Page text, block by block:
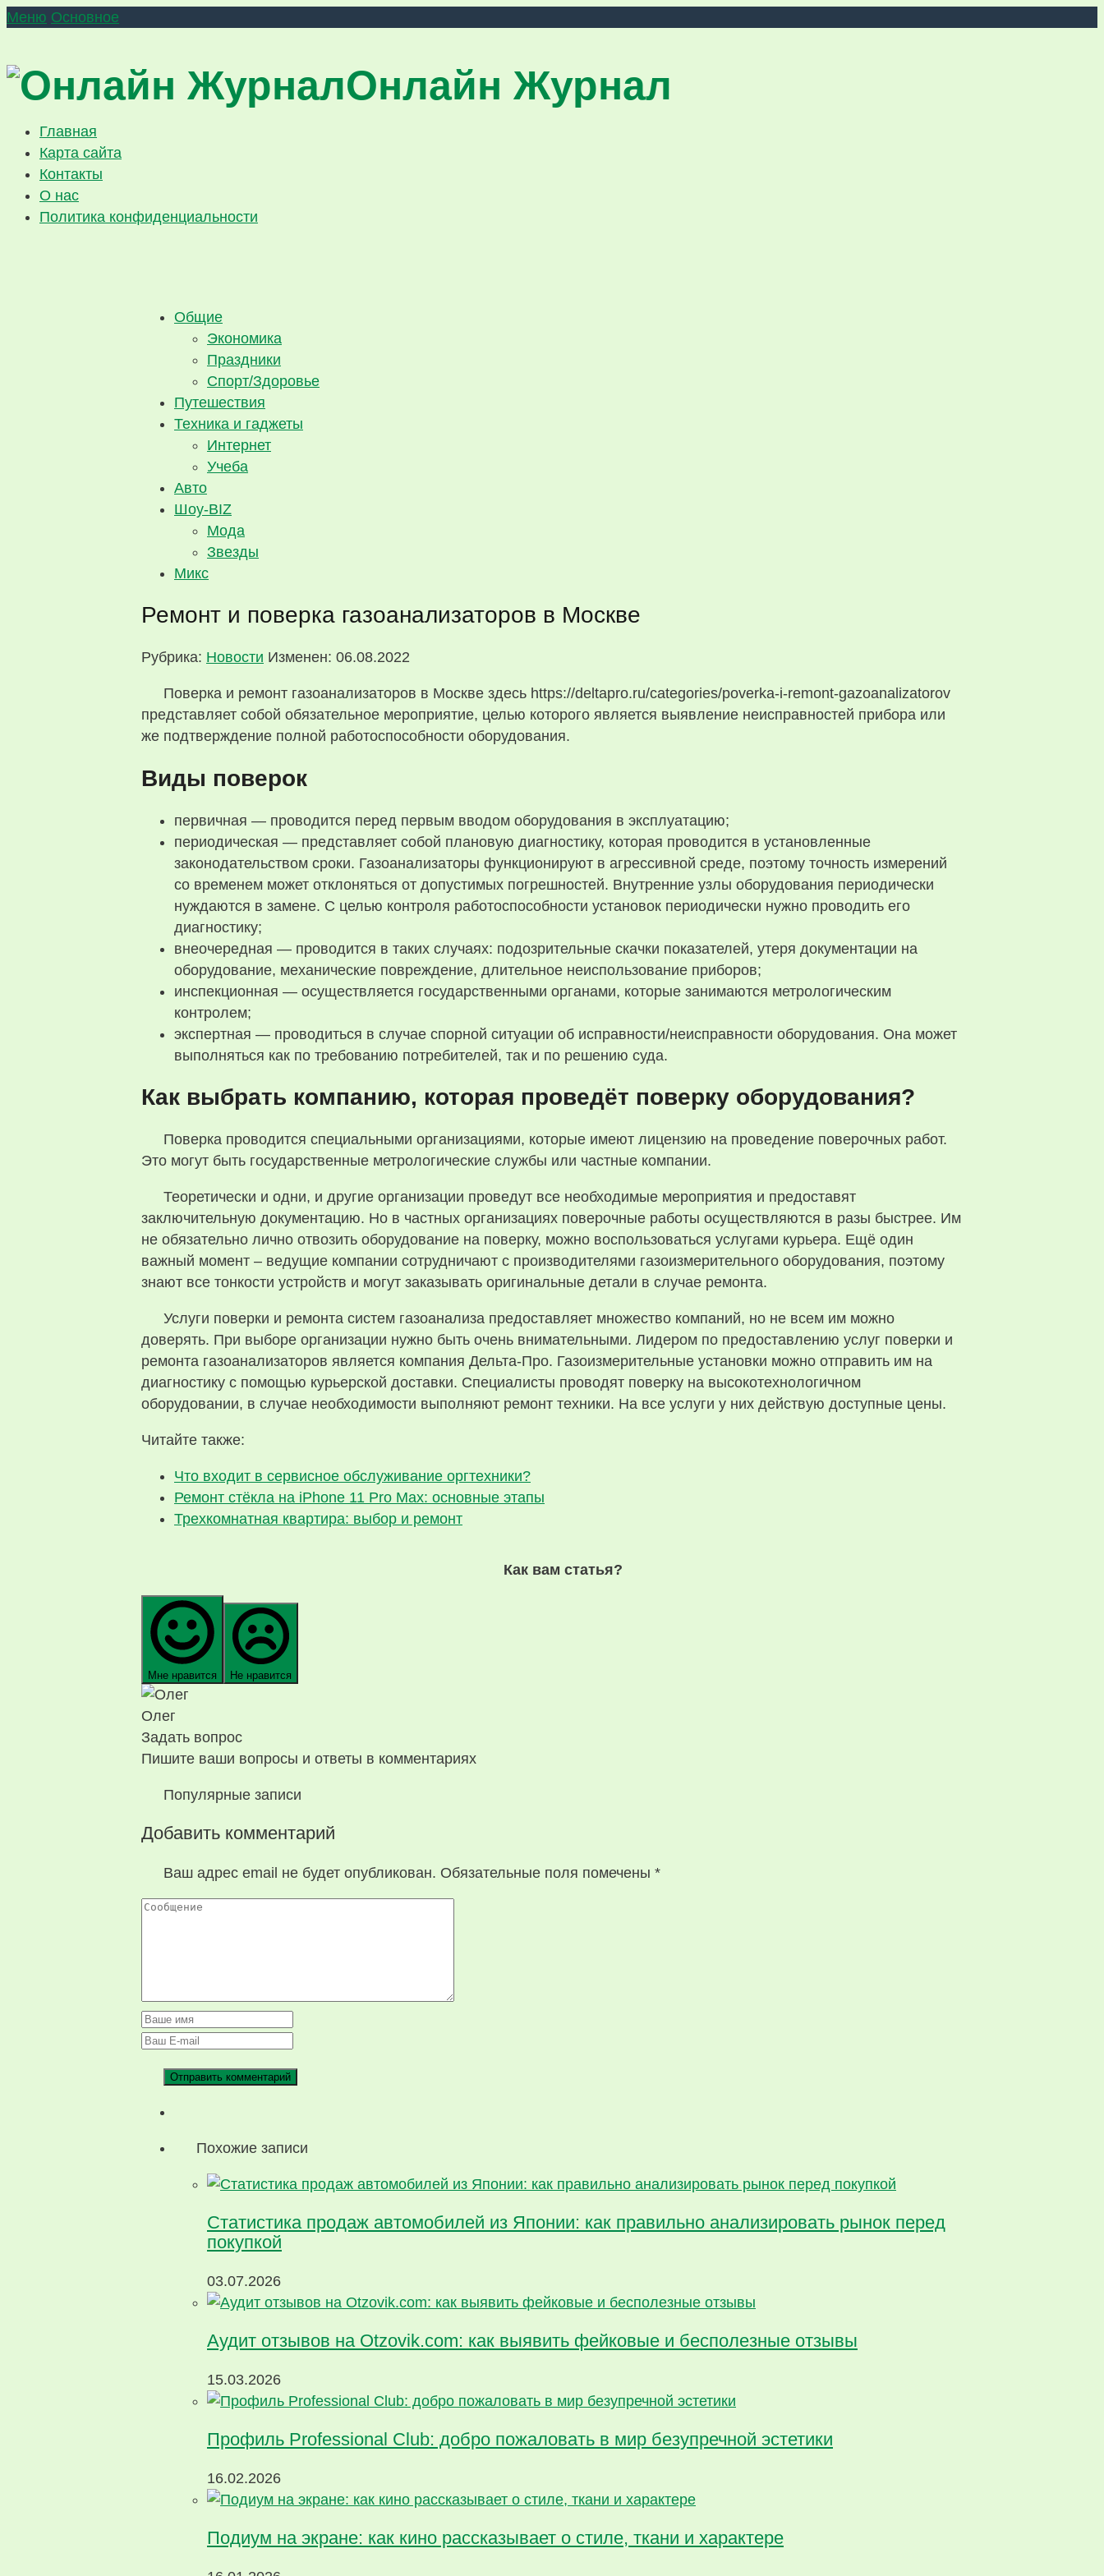
Меню Основное
Онлайн Журнал
Главная
Карта сайта
Контакты
О нас
Политика конфиденциальности
Общие
Экономика
Праздники
Спорт/Здоровье
Путешествия
Техника и гаджеты
Интернет
Учеба
Авто
Шоу-BIZ
Мода
Звезды
Микс
Ремонт и поверка газоанализаторов в Москве
Рубрика: Новости Изменен: 06.08.2022
Поверка и ремонт газоанализаторов в Москве здесь https://deltapro.ru/categories/poverka-i-remont-gazoanalizatorov
представляет собой обязательное мероприятие, целью которого является выявление неисправностей прибора или
же подтверждение полной работоспособности оборудования.
Виды поверок
первичная — проводится перед первым вводом оборудования в эксплуатацию;
периодическая — представляет собой плановую диагностику, которая проводится в установленные
законодательством сроки. Газоанализаторы функционируют в агрессивной среде, поэтому точность измерений
со временем может отклоняться от допустимых погрешностей. Внутренние узлы оборудования периодически
нуждаются в замене. С целью контроля работоспособности установок периодически нужно проводить его
диагностику;
внеочередная — проводится в таких случаях: подозрительные скачки показателей, утеря документации на
оборудование, механические повреждение, длительное неиспользование приборов;
инспекционная — осуществляется государственными органами, которые занимаются метрологическим
контролем;
экспертная — проводиться в случае спорной ситуации об исправности/неисправности оборудования. Она может
выполняться как по требованию потребителей, так и по решению суда.
Как выбрать компанию, которая проведёт поверку оборудования?
Поверка проводится специальными организациями, которые имеют лицензию на проведение поверочных работ.
Это могут быть государственные метрологические службы или частные компании.
Теоретически и одни, и другие организации проведут все необходимые мероприятия и предоставят
заключительную документацию. Но в частных организациях поверочные работы осуществляются в разы быстрее. Им
не обязательно лично отвозить оборудование на поверку, можно воспользоваться услугами курьера. Ещё один
важный момент – ведущие компании сотрудничают с производителями газоизмерительного оборудования, поэтому
знают все тонкости устройств и могут заказывать оригинальные детали в случае ремонта.
Услуги поверки и ремонта систем газоанализа предоставляет множество компаний, но не всем им можно
доверять. При выборе организации нужно быть очень внимательными. Лидером по предоставлению услуг поверки и
ремонта газоанализаторов является компания Дельта-Про. Газоизмерительные установки можно отправить им на
диагностику с помощью курьерской доставки. Специалисты проводят поверку на высокотехнологичном
оборудовании, в случае необходимости выполняют ремонт техники. На все услуги у них действую доступные цены.
Читайте также:
Что входит в сервисное обслуживание оргтехники?
Ремонт стёкла на iPhone 11 Pro Max: основные этапы
Трехкомнатная квартира: выбор и ремонт
Как вам статья?
Мне нравится Не нравится
Олег
Задать вопрос
Пишите ваши вопросы и ответы в комментариях
Популярные записи
Добавить комментарий
Ваш адрес email не будет опубликован. Обязательные поля помечены *
Похожие записи
Статистика продаж автомобилей из Японии: как правильно анализировать рынок перед
покупкой
03.07.2026
Аудит отзывов на Otzovik.com: как выявить фейковые и бесполезные отзывы
15.03.2026
Профиль Professional Club: добро пожаловать в мир безупречной эстетики
16.02.2026
Подиум на экране: как кино рассказывает о стиле, ткани и характере